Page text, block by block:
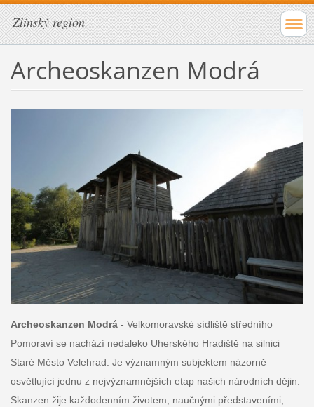
Zlínský region
Archeoskanzen Modrá
Archeoskanzen Modrá- Velkomoravské sídliště středního
Pomoraví se nachází nedaleko Uherského Hradiště na silnici
Staré Město Velehrad. Je významným subjektem názorně
osvětlující jednu z nejvýznamnějších etap našich národních dějin.
Skanzen žije každodenním životem, naučnými představeními,